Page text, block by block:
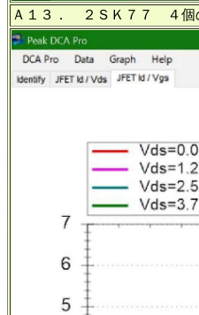
Ａ１３． ２ＳＫ７７ ４個